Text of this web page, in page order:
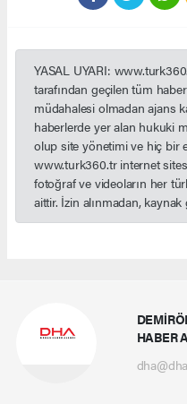
YASAL UYARI:
tarafından geçilen tüm
müdahalesi olmadan ajans
haberlerde yer alan hukuki
olup site yönetimi ve hiç bir
www.turk360.tr internet
fotoğraf ve videoların her
aittir. İzin alınmadan,
HABER